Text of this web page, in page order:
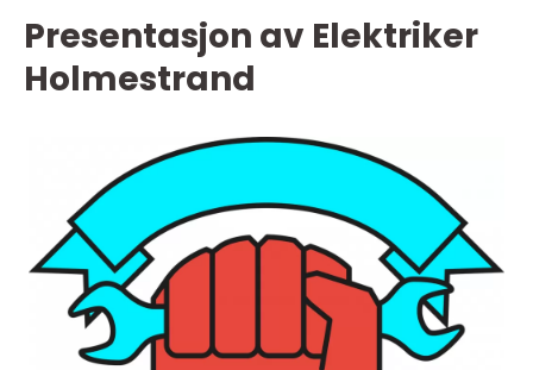
Presentasjon av Elektriker
Holmestrand